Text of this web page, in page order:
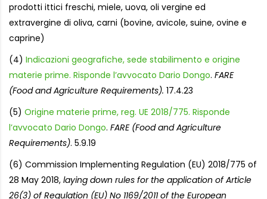
prodotti ittici freschi, miele, uova, oli vergine ed
extravergine di oliva, carni (bovine, avicole, suine, ovine e
caprine)
(4) Indicazioni geografiche, sede stabilimento e origine
materie prime. Risponde l’avvocato Dario Dongo. FARE
(Food and Agriculture Requirements). 17.4.23
(5) Origine materie prime, reg. UE 2018/775. Risponde
l’avvocato Dario Dongo. FARE (Food and Agriculture
Requirements). 5.9.19
(6) Commission Implementing Regulation (EU) 2018/775 of
28 May 2018, laying down rules for the application of Article
26(3) of Regulation (EU) No 1169/2011 of the European